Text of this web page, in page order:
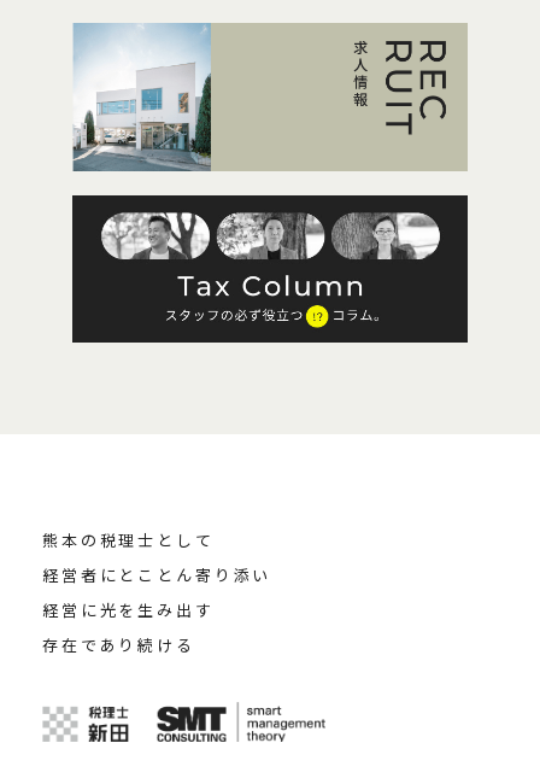
熊本の税理士として
経営者にとことん寄り添い
経営に光を生み出す
存在であり続ける